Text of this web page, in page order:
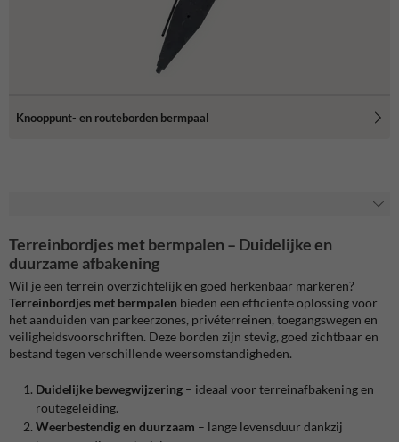
Knooppunt- en routeborden bermpaal
Terreinbordjes met bermpalen – Duidelijke en
duurzame afbakening
Wil je een terrein overzichtelijk en goed herkenbaar markeren?
Terreinbordjes met bermpalen bieden een efficiënte oplossing voor
het aanduiden van parkeerzones, privéterreinen, toegangswegen en
veiligheidsvoorschriften. Deze borden zijn stevig, goed zichtbaar en
bestand tegen verschillende weersomstandigheden.
Duidelijke bewegwijzering – ideaal voor terreinafbakening en
routegeleiding.
Weerbestendig en duurzaam – lange levensduur dankzij